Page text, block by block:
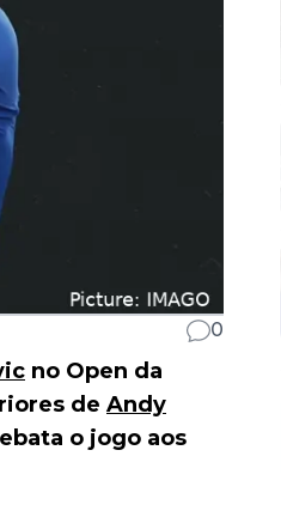
0
no Open da
de Andy
o jogo aos